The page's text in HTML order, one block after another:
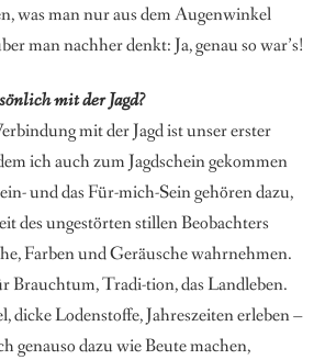
was man nur aus dem Augenwinkel
man nachher denkt: Ja, genau so war’s!
mit der Jagd?
mit der Jagd ist unsererster
ich auch zum Jagdschein gekommen
und das Für-mich-Sein gehören dazu,
des ungestörten stillen Beobachters
Farben und Geräusche wahrnehmen.
Brauchtum, Tradi-tion, das Landleben.
dicke Lodenstoffe, Jahreszeiten erleben –
genauso dazu wie Beute machen,